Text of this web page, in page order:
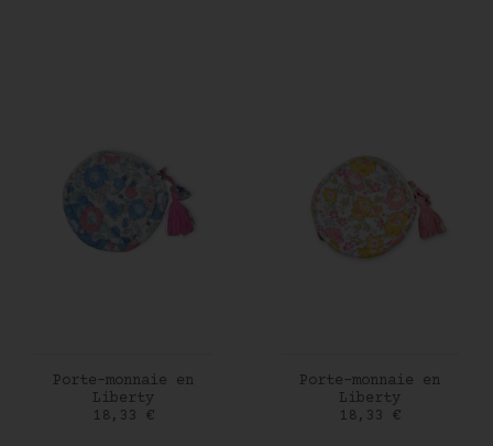
AJOUTER AU PANIER
Porte-monnaie en
Liberty
Prix
18,33 €
AJOUTER AU PANIER
Porte-monnaie en
Liberty
Prix
18,33 €